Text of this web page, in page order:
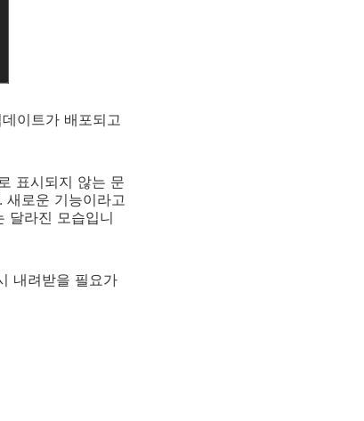
이트가 배포되고
표시되지 않는 문
로운 기능이라고
달라진 모습입니
내려받을 필요가